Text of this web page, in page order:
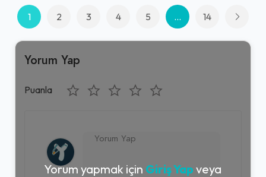
1 2 3 4 5 ... 14
Yorum Yap
Puanla
Yorum yapmak için Giriş Yap veya